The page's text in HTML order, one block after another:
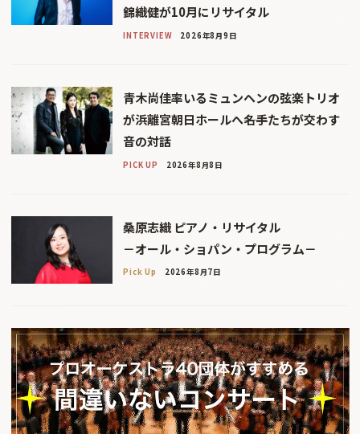
錦織健が10月にリサイタル
INTERVIEW 2026年8月9日
青木尚佳率いるミュンヘンの弦楽トリオ
が浜離宮朝日ホールへ――名手たちが交わす
音の対話
PICK UP 2026年8月8日
桑原志織 ピアノ・リサイタル
－オール・ショパン・プログラム－
Pick Up 2026年8月7日